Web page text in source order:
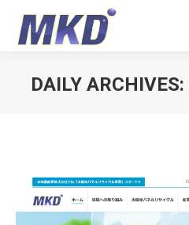
DAILY ARCHIVES: